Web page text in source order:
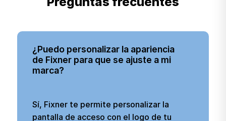
¿Puedo personalizar la apariencia
de Fixner para que se ajuste a mi
marca?
Sí, Fixner te permite personalizar la
pantalla de acceso con el logo de tu